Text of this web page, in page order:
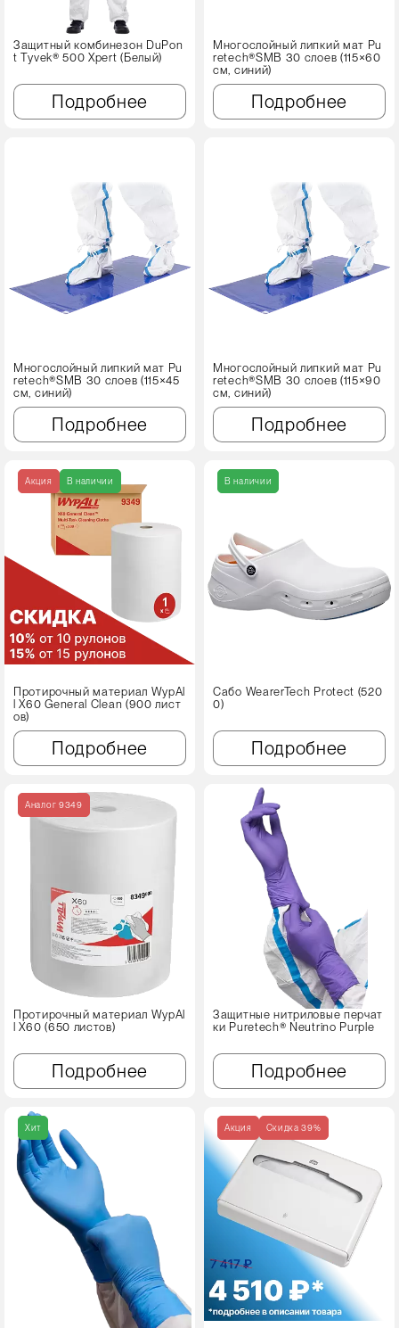
Защитный комбинезон DuPon
t Tyvek® 500 Xpert (Белый)
Подробнее
Многослойный липкий мат Pu
retech®SMB 30 слоев (115×60
см, синий)
Подробнее
Многослойный липкий мат Pu
retech®SMB 30 слоев (115×45
см, синий)
Подробнее
Многослойный липкий мат Pu
retech®SMB 30 слоев (115×90
см, синий)
Подробнее
Акция В наличии
Протирочный материал WypAl
l X60 Genеral Clean (900 лист
ов)
Подробнее
В наличии
Сабо WearerTech Protect (520
0)
Подробнее
Аналог 9349
Протирочный материал WypAl
l X60 (650 листов)
Подробнее
Защитные нитриловые перчат
ки Puretech® Neutrino Purple
Подробнее
Хит Акция Cкидка 39%